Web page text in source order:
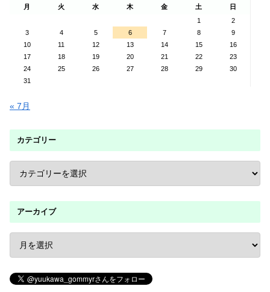
月 火 水 木 金 土
日
1
2
3
4 5 6 7 8
9
10
11 12 13 14 15
16
17
18 19 20 21 22
23
24
25 26 27 28 29
30
31
« 7月
カテゴリー
アーカイブ